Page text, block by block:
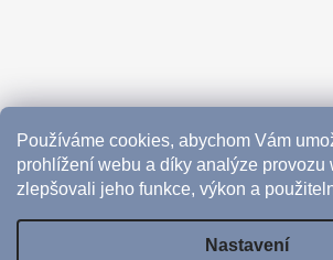
Používáme cookies, abychom Vám
prohlížení webu a díky analýze provozu
zlepšovali jeho funkce, výkon a
Nastavení